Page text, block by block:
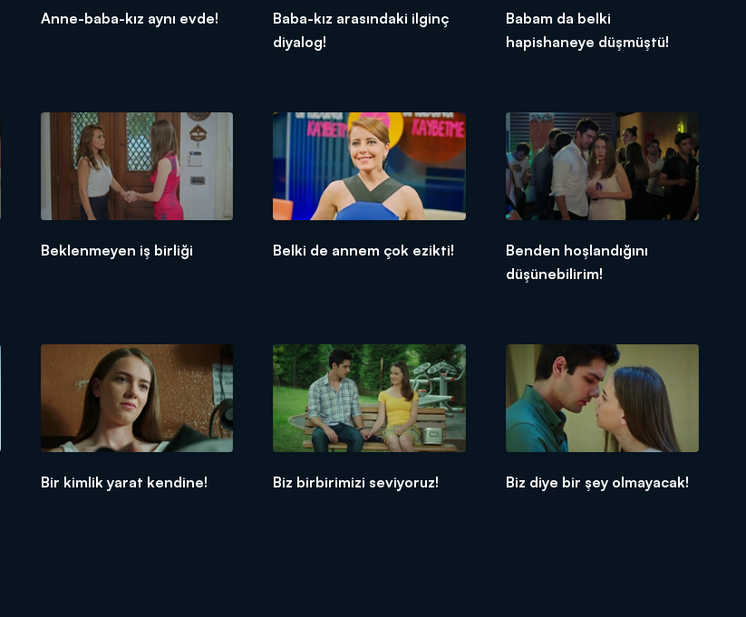
Anne-baba-kız aynı evde!
Baba-kız arasındaki ilginç
diyalog!
Babam da belki
hapishaneye düşmüştü!
Beklenmeyen iş birliği Belki de annem çok ezikti!
Benden hoşlandığını
düşünebilirim!
Bir kimlik yarat kendine! Biz birbirimizi seviyoruz! Biz diye bir şey olmayacak!